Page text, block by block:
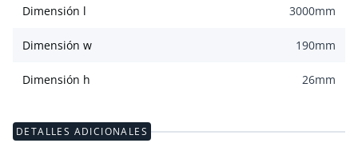
Dimensión l 3000mm
Dimensión w 190mm
Dimensión h 26mm
DETALLES ADICIONALES